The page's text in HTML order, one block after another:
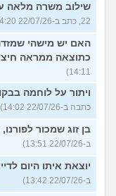
שילוב משרה מלאה
22, כתב ב-22/07/26 14:20)
האם יש מישהי
כתוצאה ממראה
14:11)
ויתור על לוחמה
כתבה ב-22/07/26 14:02)
בן זוג שמכור
ב-22/07/26 13:51)
יוצאת איתו היום
ב-22/07/26 13:42)